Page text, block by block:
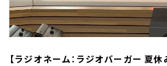
【ラジオネーム：ラジオバーガー 夏